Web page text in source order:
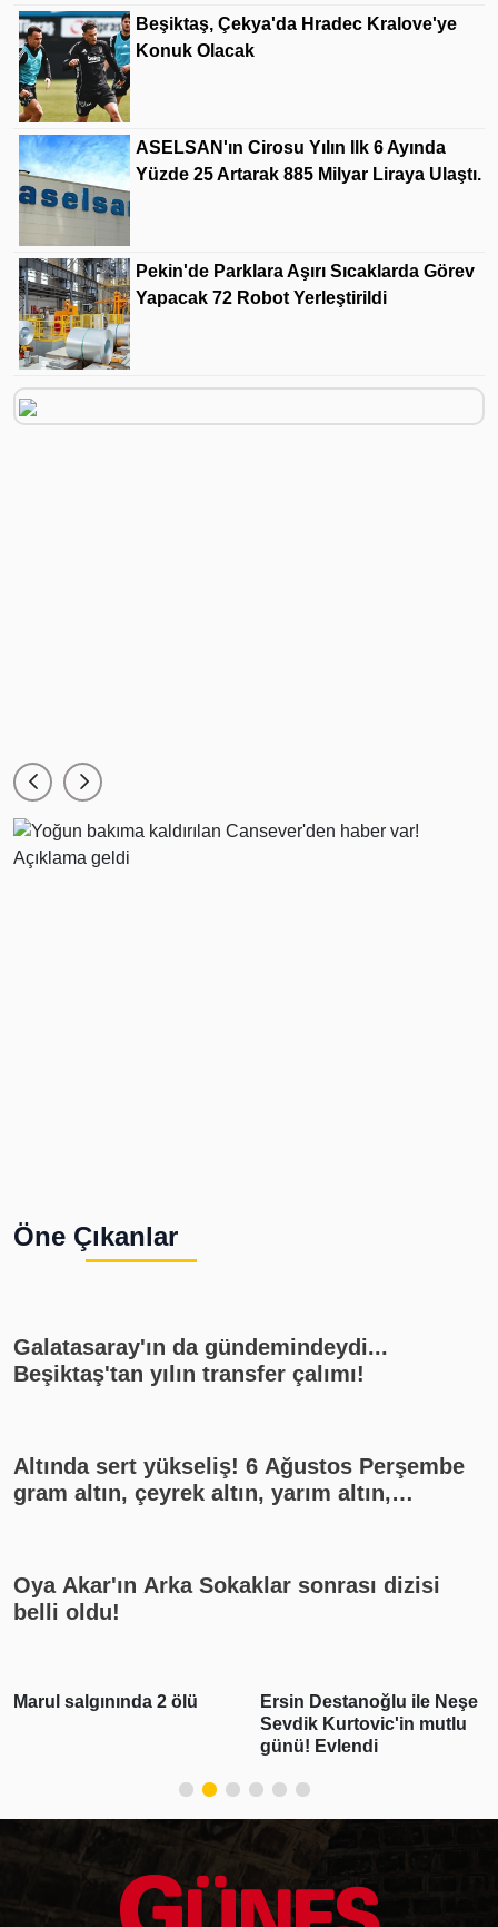
Beşiktaş, Çekya'da Hradec Kralove'ye
Konuk Olacak
ASELSAN'ın Cirosu Yılın Ilk 6 Ayında
Yüzde 25 Artarak 885 Milyar Liraya Ulaştı.
Pekin'de Parklara Aşırı Sıcaklarda Görev
Yapacak 72 Robot Yerleştirildi
Öne Çıkanlar
Galatasaray'ın da gündemindeydi...
Beşiktaş'tan yılın transfer çalımı!
Altında sert yükseliş! 6 Ağustos Perşembe
gram altın, çeyrek altın, yarım altın,
Oya Akar'ın Arka Sokaklar sonrası dizisi
belli oldu!
Marul salgınında 2 ölü
Ersin Destanoğlu ile Neşe
Sevdik Kurtovic'in mutlu
günü! Evlendi